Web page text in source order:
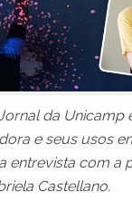
da Unicamp
e seus usos
entrevista com a
Castellano.